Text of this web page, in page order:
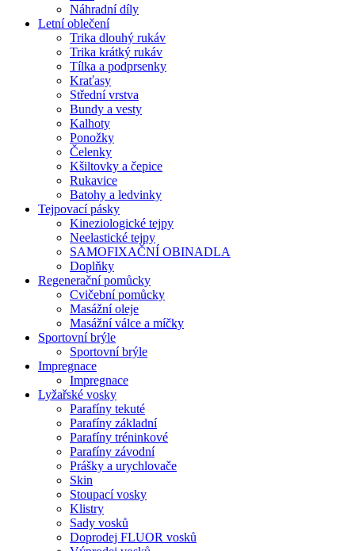
Náhradní díly
Letní oblečení
Trika dlouhý rukáv
Trika krátký rukáv
Tílka a podprsenky
Kraťasy
Střední vrstva
Bundy a vesty
Kalhoty
Ponožky
Čelenky
Kšiltovky a čepice
Rukavice
Batohy a ledvinky
Tejpovací pásky
Kineziologické tejpy
Neelastické tejpy
SAMOFIXAČNÍ OBINADLA
Doplňky
Regenerační pomůcky
Cvičební pomůcky
Masážní oleje
Masážní válce a míčky
Sportovní brýle
Sportovní brýle
Impregnace
Impregnace
Lyžařské vosky
Parafíny tekuté
Parafíny základní
Parafíny tréninkové
Parafíny závodní
Prášky a urychlovače
Skin
Stoupací vosky
Klistry
Sady vosků
Doprodej FLUOR vosků